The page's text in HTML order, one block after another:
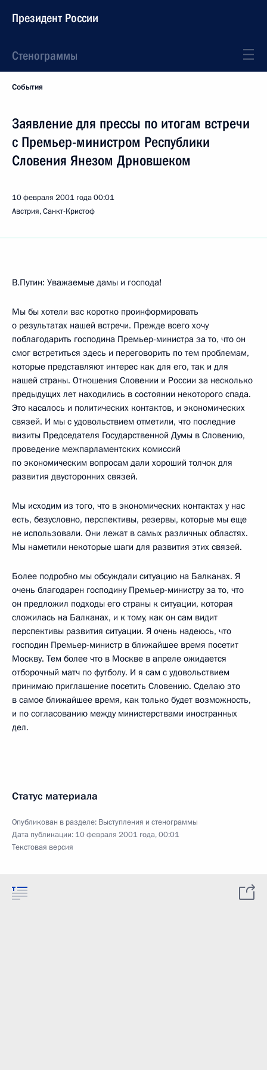
Президент России
Стенограммы
События
Заявление для прессы по итогам встречи
с Премьер-министром Республики
Словения Янезом Дрновшеком
10 февраля 2001 года00:01
Австрия, Санкт-Кристоф
В.Путин: Уважаемые дамы и господа!
Мы бы хотели вас коротко проинформировать
о результатах нашей встречи. Прежде всего хочу
поблагодарить господина Премьер-министра за то, что он
смог встретиться здесь и переговорить по тем проблемам,
которые представляют интерес как для его, так и для
нашей страны. Отношения Словении и России за несколько
предыдущих лет находились в состоянии некоторого спада.
Это касалось и политических контактов, и экономических
связей. И мы с удовольствием отметили, что последние
визиты Председателя Государственной Думы в Словению,
проведение межпарламентских комиссий
по экономическим вопросам дали хороший толчок для
развития двусторонних связей.
Мы исходим из того, что в экономических контактах у нас
есть, безусловно, перспективы, резервы, которые мы еще
не использовали. Они лежат в самых различных областях.
Мы наметили некоторые шаги для развития этих связей.
Более подробно мы обсуждали ситуацию на Балканах. Я
очень благодарен господину Премьер-министру за то, что
он предложил подходы его страны к ситуации, которая
сложилась на Балканах, и к тому, как он сам видит
перспективы развития ситуации. Я очень надеюсь, что
господин Премьер-министр в ближайшее время посетит
Москву. Тем более что в Москве в апреле ожидается
отборочный матч по футболу. И я сам с удовольствием
принимаю приглашение посетить Словению. Сделаю это
в самое ближайшее время, как только будет возможность,
и по согласованию между министерствами иностранных
дел.
Статус материала
Опубликован в разделе: Выступления и стенограммы
Дата публикации: 10 февраля 2001 года, 00:01
Текстовая версия